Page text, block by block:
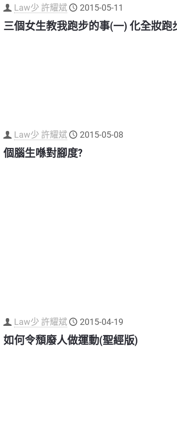
Law少 許耀斌 2015-05-11
三個女生教我跑步的事(一) 化全妝跑
Law少 許耀斌 2015-05-08
個腦生喺對腳度?
Law少 許耀斌 2015-04-19
如何令頹廢人做運動(聖經版)